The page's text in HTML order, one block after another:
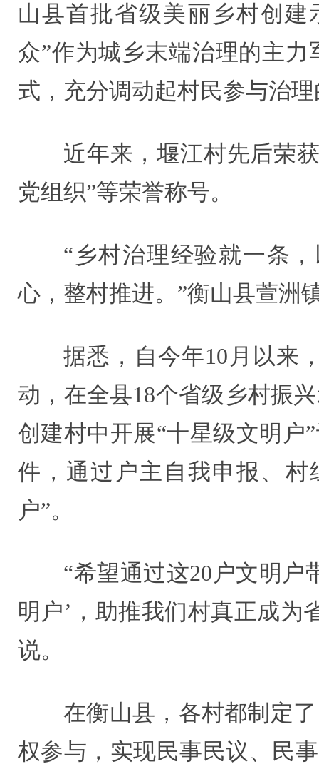
山县首批省级美丽乡村创建
众”作为城乡末端治理的主
式，充分调动起村民参与治
近年来，堰江村先后荣
党组织”等荣誉称号。
“乡村治理经验就一条
心，整村推进。”衡山县萱洲
据悉，自今年10月以来
动，在全县18个省级乡村振
创建村中开展“十星级文明户
件，通过户主自我申报、村
户”。
“希望通过这20户文明户
明户’，助推我们村真正成为
说。
在衡山县，各村都制定
权参与，实现民事民议、民